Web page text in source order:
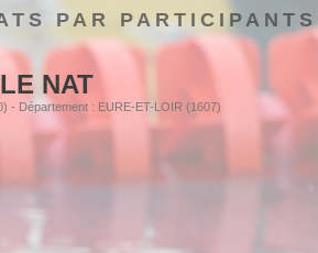
PAR PARTICIPANTS
NAT
- Département : EURE-ET-LOIR (1607)